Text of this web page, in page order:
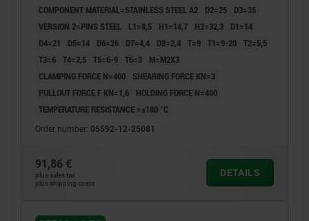
2) Mounting option 2
COMPONENT MATERIAL=STAINLESS STEEL A2
D2=25
D3=35
VERSION 2=PINS STEEL
L1=8,5 H1=14,7 H2=32,3
D1=14
D4=21
D5=14 D6=26 D7=4,4 D8=2,4 T=9 T1=9-20 T2=5,5
T3=6 T4=2,5 T5=6-9 T6=3
M=M2X3
CLAMPING FORCE N=400
SHEARING FORCE KN=3
PULLOUT FORCE F KN=1,6
HOLDING FORCE N=400
TEMPERATURE RESISTANCE =≤180 °C
Order number: 05592-12-25081
91,86 €
plus sales tax
plus shipping costs
DETAILS